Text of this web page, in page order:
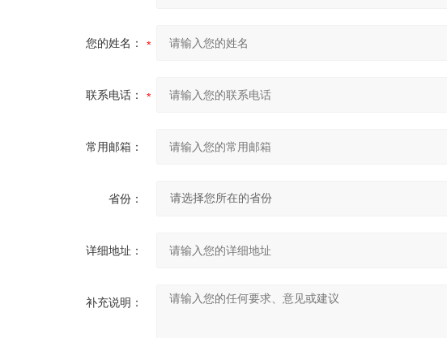
您的姓名：
联系电话：
常用邮箱：
省份：
详细地址：
补充说明：